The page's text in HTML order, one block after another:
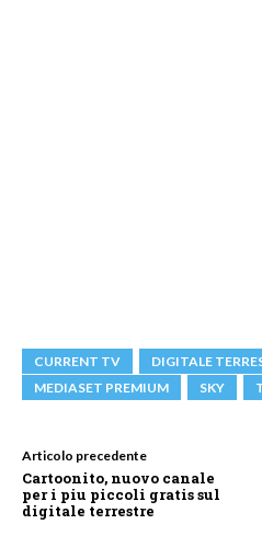
CURRENT TV DIGITALE
MEDIASET PREMIUM
SKY
Articolo precedente
Cartoonito, nuovo canale
per i piu piccoli gratis sul
digitale terrestre